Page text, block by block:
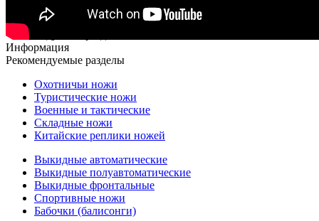
Рекомендуемые разделы
Информация
Рекомендуемые разделы
Охотничьи ножи
Туристические ножи
Военные и тактические
Складные ножи
Китайские реплики ножей
Выкидные автоматические
Выкидные полуавтоматические
Выкидные фронтальные
Спортивные ножи
Бабочки (балисонги)